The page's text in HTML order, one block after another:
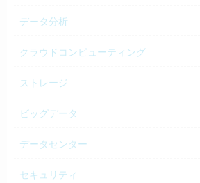
データ分析
クラウドコンピューティング
ストレージ
ビッグデータ
データセンター
セキュリティ